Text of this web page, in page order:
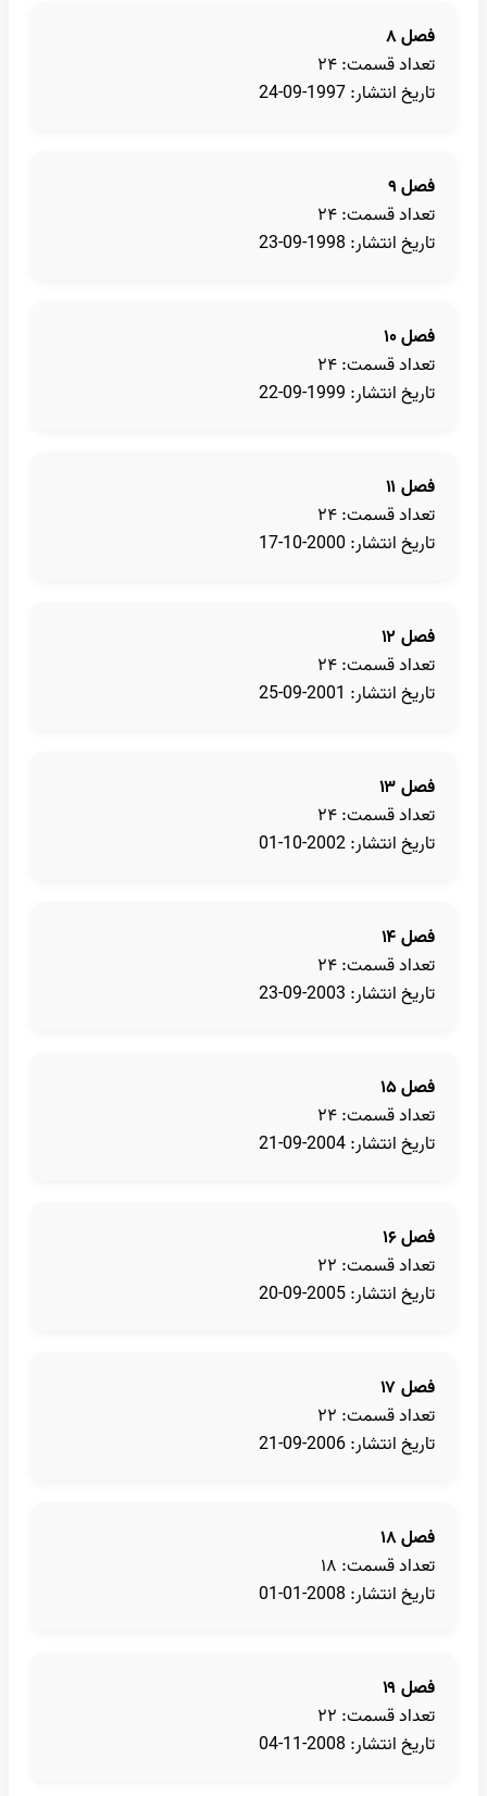
فصل ۸
تعداد قسمت: ۲۴
تاریخ انتشار: 1997-09-24
فصل ۹
تعداد قسمت: ۲۴
تاریخ انتشار: 1998-09-23
فصل ۱۰
تعداد قسمت: ۲۴
تاریخ انتشار: 1999-09-22
فصل ۱۱
تعداد قسمت: ۲۴
تاریخ انتشار: 2000-10-17
فصل ۱۲
تعداد قسمت: ۲۴
تاریخ انتشار: 2001-09-25
فصل ۱۳
تعداد قسمت: ۲۴
تاریخ انتشار: 2002-10-01
فصل ۱۴
تعداد قسمت: ۲۴
تاریخ انتشار: 2003-09-23
فصل ۱۵
تعداد قسمت: ۲۴
تاریخ انتشار: 2004-09-21
فصل ۱۶
تعداد قسمت: ۲۲
تاریخ انتشار: 2005-09-20
فصل ۱۷
تعداد قسمت: ۲۲
تاریخ انتشار: 2006-09-21
فصل ۱۸
تعداد قسمت: ۱۸
تاریخ انتشار: 2008-01-01
فصل ۱۹
تعداد قسمت: ۲۲
تاریخ انتشار: 2008-11-04